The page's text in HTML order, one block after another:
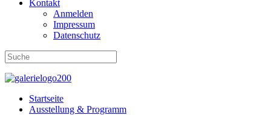
Kontakt
Anmelden
Impressum
Datenschutz
Startseite
Ausstellung & Programm